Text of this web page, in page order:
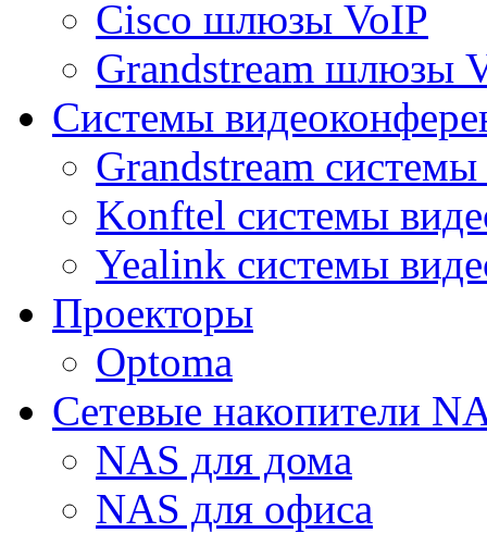
Cisco шлюзы VoIP
Grandstream шлюзы
Системы
Grandstream
Konftel системы
Yealink системы
Проекторы
Optoma
Сетевые накопители
NAS для дома
NAS для офиса